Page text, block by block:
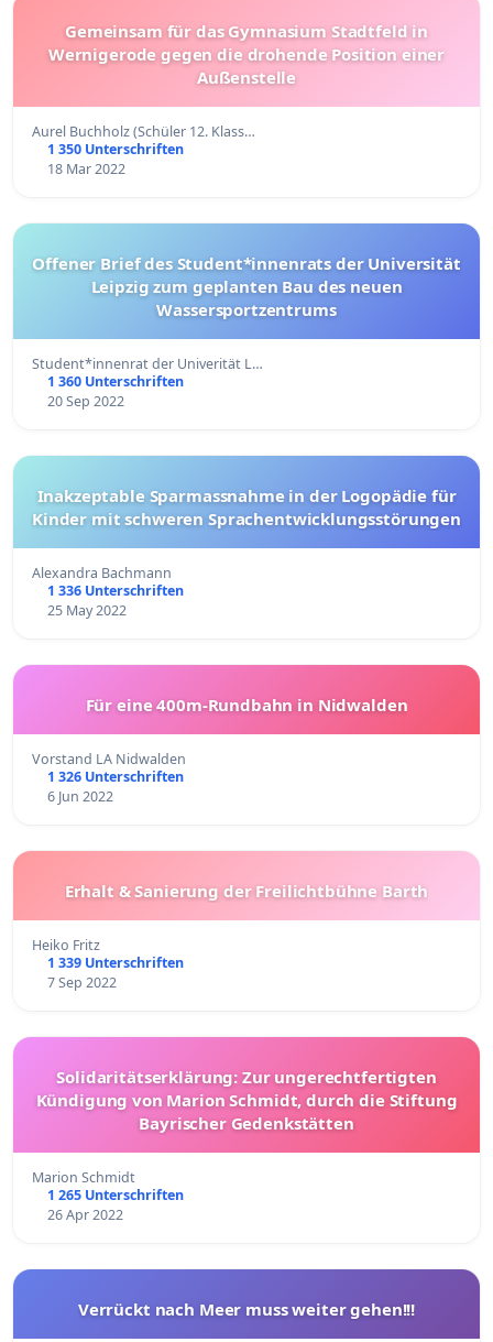
Gemeinsam für das Gymnasium Stadtfeld in
Wernigerode gegen die drohende Position einer
Außenstelle
Aurel Buchholz (Schüler 12. Klass…
1 350 Unterschriften
18 Mar 2022
Offener Brief des Student*innenrats der Universität
Leipzig zum geplanten Bau des neuen
Wassersportzentrums
Student*innenrat der Univerität L…
1 360 Unterschriften
20 Sep 2022
Inakzeptable Sparmassnahme in der Logopädie für
Kinder mit schweren Sprachentwicklungsstörungen
Alexandra Bachmann
1 336 Unterschriften
25 May 2022
Für eine 400m-Rundbahn in Nidwalden
Vorstand LA Nidwalden
1 326 Unterschriften
6 Jun 2022
Erhalt & Sanierung der Freilichtbühne Barth
Heiko Fritz
1 339 Unterschriften
7 Sep 2022
Solidaritätserklärung: Zur ungerechtfertigten
Kündigung von Marion Schmidt, durch die Stiftung
Bayrischer Gedenkstätten
Marion Schmidt
1 265 Unterschriften
26 Apr 2022
Verrückt nach Meer muss weiter gehen!!!